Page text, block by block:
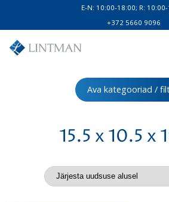
E-N: 10:00-18:00; R:
+372 5660 9096
Ava kategooriad /
15.5 x 10.5 x